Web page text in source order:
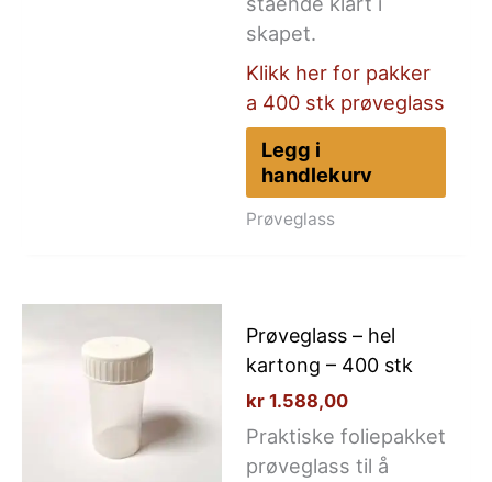
skapet.
Klikk her for pakker
a 400 stk prøveglass
Legg i
handlekurv
Prøveglass
Prøveglass – hel
kartong – 400 stk
kr 1.588,00
Praktiske foliepakket
prøveglass til å